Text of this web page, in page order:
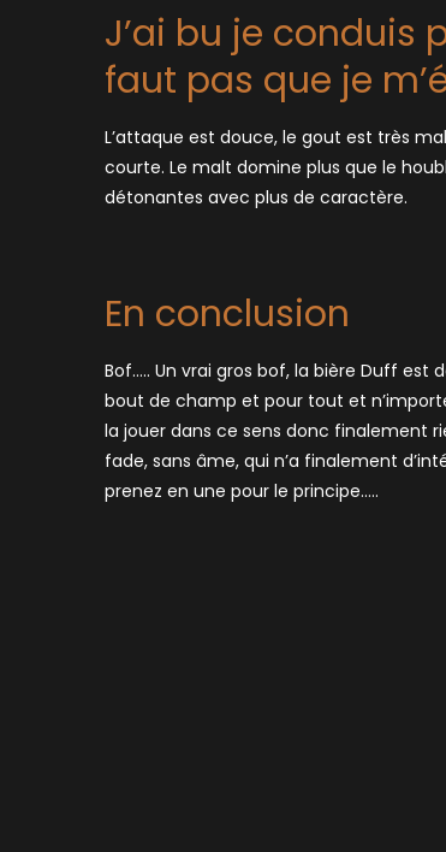
J’ai bu je conduis
faut pas que je
L’attaque est douce, le gout est très
courte. Le malt domine plus que le
détonantes avec plus de caractère.
En conclusion
Bof….. Un vrai gros bof, la bière Duff
bout de champ et pour tout et
la jouer dans ce sens donc finalement
fade, sans âme, qui n’a finalement
prenez en une pour le principe…..